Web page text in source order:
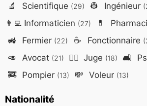
🔬 Scientifique (29) 👷 Ingénieur
👨‍💻Informaticien (27) 💊
🚜 Fermier (22) ☕ Fonctionnaire
🥑 Avocat (21) 👨‍⚖️ Juge (18) 🛋️
🚒 Pompier (13) 💸 Voleur (13)
Nationalité